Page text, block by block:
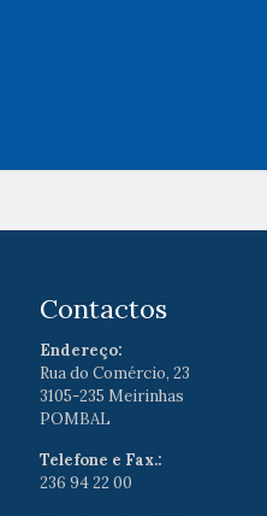
Contactos
Endereço:
Rua do Comércio, 23
3105-235 Meirinhas
POMBAL
Telefone e Fax.:
236 94 22 00